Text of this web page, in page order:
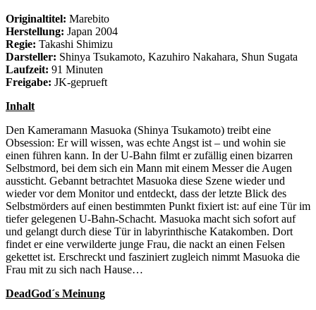
Originaltitel: Marebito
Herstellung: Japan 2004
Regie: Takashi Shimizu
Darsteller: Shinya Tsukamoto, Kazuhiro Nakahara, Shun Sugata
Laufzeit: 91 Minuten
Freigabe: JK-geprueft
Inhalt
Den Kameramann Masuoka (Shinya Tsukamoto) treibt eine
Obsession: Er will wissen, was echte Angst ist – und wohin sie
einen führen kann. In der U-Bahn filmt er zufällig einen bizarren
Selbstmord, bei dem sich ein Mann mit einem Messer die Augen
aussticht. Gebannt betrachtet Masuoka diese Szene wieder und
wieder vor dem Monitor und entdeckt, dass der letzte Blick des
Selbstmörders auf einen bestimmten Punkt fixiert ist: auf eine Tür im
tiefer gelegenen U-Bahn-Schacht. Masuoka macht sich sofort auf
und gelangt durch diese Tür in labyrinthische Katakomben. Dort
findet er eine verwilderte junge Frau, die nackt an einen Felsen
gekettet ist. Erschreckt und fasziniert zugleich nimmt Masuoka die
Frau mit zu sich nach Hause…
DeadGod´s Meinung